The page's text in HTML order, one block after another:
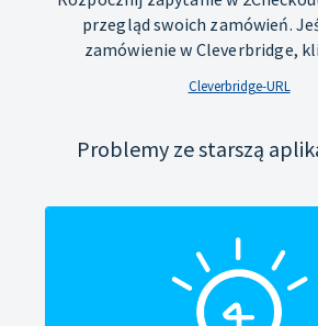
przegląd swoich zamówień.
zamówienie w Cleverbridge,
Cleverbridge-URL
Problemy ze starszą